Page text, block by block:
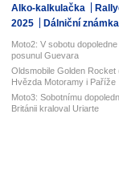
Alko-kalkulačka
2025
Dálniční
Moto2: V sobotu
posunul Guevara
Oldsmobile Golden Rocket
Hvězda Motoramy i Paříže
Moto3: Sobotnímu
Británii kraloval Uriarte